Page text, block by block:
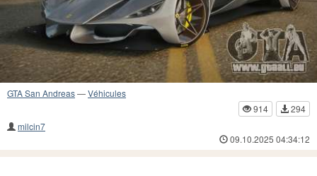
GTA San Andreas—Véhicules
914
294
milcin7
09.10.2025 04:34:12